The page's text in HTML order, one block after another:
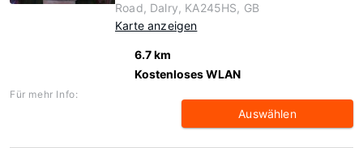
Road, Dalry, KA245HS, GB
Karte anzeigen
6.7 km
Kostenloses WLAN
Für mehr Info:
Auswählen